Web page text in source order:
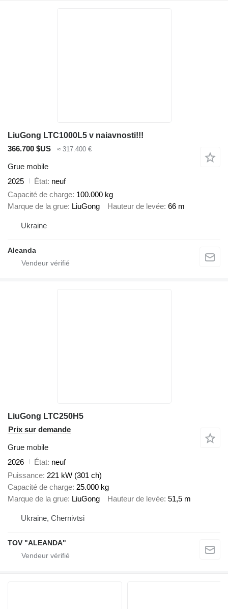
LiuGong LTC1000L5 v naiavnosti!!!
366.700 $US
≈ 317.400 €
Grue mobile
2025
État neuf
Capacité de charge 100.000 kg
Marque de la grue LiuGong Hauteur de levée 66 m
Ukraine
Aleanda
LiuGong LTC250H5
Prix sur demande
Grue mobile
2026
État neuf
Puissance 221 kW (301 ch)
Capacité de charge 25.000 kg
Marque de la grue LiuGong Hauteur de levée 51,5 m
Ukraine, Chernivtsi
TOV "ALEANDA"